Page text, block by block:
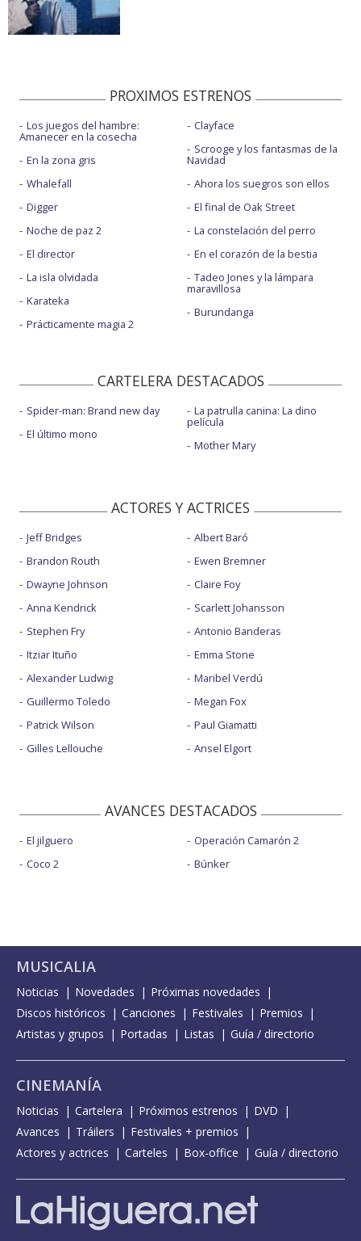
PROXIMOS ESTRENOS
Los juegos del hambre:
Amanecer en la cosecha
En la zona gris
Whalefall
Digger
Noche de paz 2
El director
La isla olvidada
Karateka
Prácticamente magia 2
Clayface
Scrooge y los fantasmas de la
Navidad
Ahora los suegros son ellos
El final de Oak Street
La constelación del perro
En el corazón de la bestia
Tadeo Jones y la lámpara
maravillosa
Burundanga
CARTELERA DESTACADOS
Spider-man: Brand new day
El último mono
La patrulla canina: La dino
película
Mother Mary
ACTORES Y ACTRICES
Jeff Bridges
Brandon Routh
Dwayne Johnson
Anna Kendrick
Stephen Fry
Itziar Ituño
Alexander Ludwig
Guillermo Toledo
Patrick Wilson
Gilles Lellouche
Albert Baró
Ewen Bremner
Claire Foy
Scarlett Johansson
Antonio Banderas
Emma Stone
Maribel Verdú
Megan Fox
Paul Giamatti
Ansel Elgort
AVANCES DESTACADOS
El jilguero
Coco 2
Operación Camarón 2
Búnker
MUSICALIA
Noticias Novedades
Próximas novedades
Discos históricos
Canciones Festivales
Premios
Artistas y grupos
Portadas Listas Guía / directorio
CINEMANÍA
Noticias Cartelera Próximos estrenos
DVD
Avances
Tráilers
Festivales + premios
Actores y actrices
Carteles Box-office Guía / directorio